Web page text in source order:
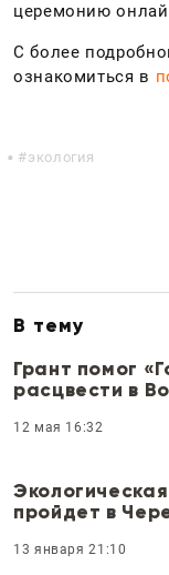
церемонию
С более
ознакомиться в
экология
В тему
Грант помог
расцвести в
12 мая 16:32
пройдет в
13 января 21:10